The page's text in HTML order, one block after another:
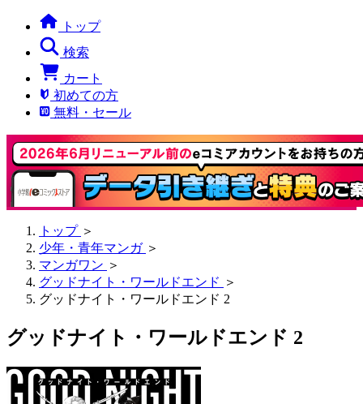
トップ
検索
カート
初めての方
無料・セール
トップ ＞
少年・青年マンガ ＞
マンガワン ＞
グッドナイト・ワールドエンド ＞
グッドナイト・ワールドエンド 2
グッドナイト・ワールドエンド 2